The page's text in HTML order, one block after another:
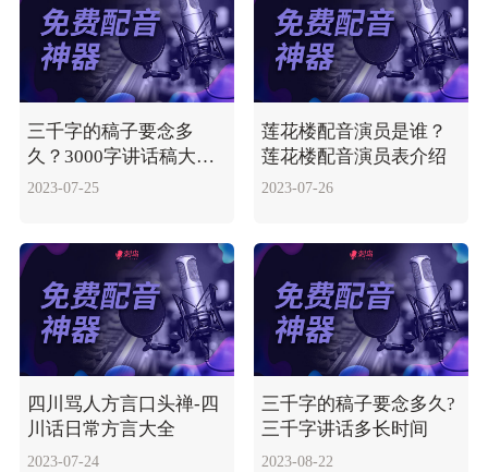
三千字的稿子要念多
久？3000字讲话稿大概
需多长时间？
2023-07-25
莲花楼配音演员是谁？
莲花楼配音演员表介绍
2023-07-26
四川骂人方言口头禅-四
川话日常方言大全
2023-07-24
三千字的稿子要念多久?
三千字讲话多长时间
2023-08-22